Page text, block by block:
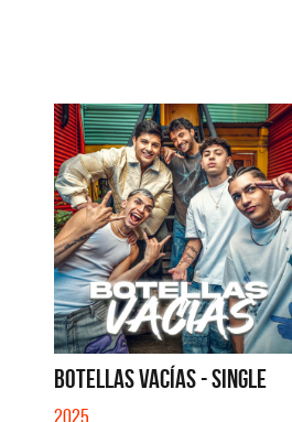
BOTELLAS VACÍAS - SINGLE
2025